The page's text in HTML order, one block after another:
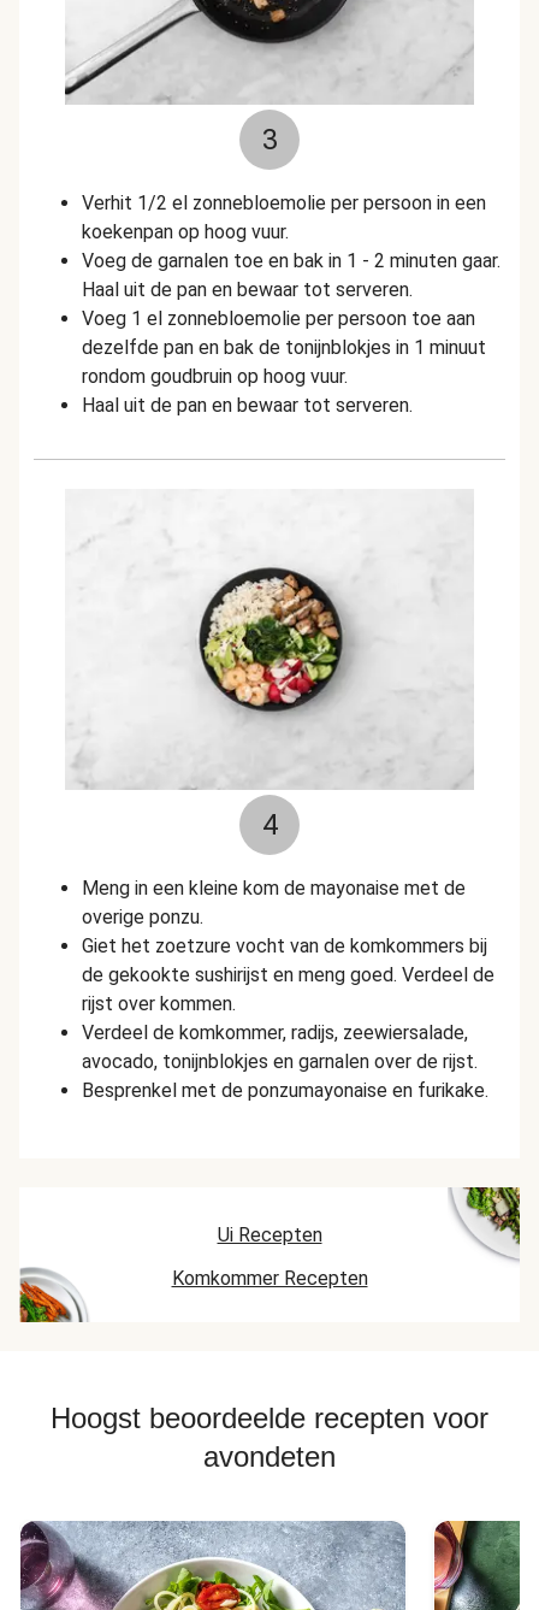
3
Verhit 1/2 el zonnebloemolie per persoon in een
koekenpan op hoog vuur.
Voeg de garnalen toe en bak in 1 - 2 minuten gaar.
Haal uit de pan en bewaar tot serveren.
Voeg 1 el zonnebloemolie per persoon toe aan
dezelfde pan en bak de tonijnblokjes in 1 minuut
rondom goudbruin op hoog vuur.
Haal uit de pan en bewaar tot serveren.
4
Meng in een kleine kom de mayonaise met de
overige ponzu.
Giet het zoetzure vocht van de komkommers bij
de gekookte sushirijst en meng goed. Verdeel de
rijst over kommen.
Verdeel de komkommer, radijs, zeewiersalade,
avocado, tonijnblokjes en garnalen over de rijst.
Besprenkel met de ponzumayonaise en furikake.
Ui Recepten
Komkommer Recepten
Hoogst beoordeelde recepten voor
avondeten